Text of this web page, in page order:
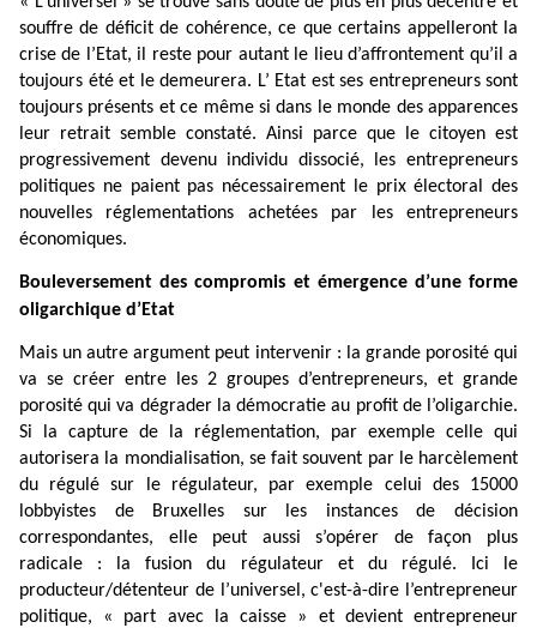
souffre de déficit de cohérence, ce que certains appelleront la
crise de l’Etat, il reste pour autant le lieu d’affrontement qu’il a
toujours été et le demeurera. L’ Etat est ses entrepreneurs sont
toujours présents et ce même si dans le monde des apparences
leur retrait semble constaté. Ainsi parce que le citoyen est
progressivement devenu individu dissocié, les entrepreneurs
politiques ne paient pas nécessairement le prix électoral des
nouvelles réglementations achetées par les entrepreneurs
économiques.
Bouleversement des compromis et émergence d’une forme
oligarchique d’Etat
Mais un autre argument peut intervenir : la grande porosité qui
va se créer entre les 2 groupes d’entrepreneurs, et grande
porosité qui va dégrader la démocratie au profit de l’oligarchie.
Si la capture de la réglementation, par exemple celle qui
autorisera la mondialisation, se fait souvent par le harcèlement
du régulé sur le régulateur, par exemple celui des 15000
lobbyistes de Bruxelles sur les instances de décision
correspondantes, elle peut aussi s’opérer de façon plus
radicale : la fusion du régulateur et du régulé. Ici le
producteur/détenteur de l’universel, c'est-à-dire l’entrepreneur
politique, « part avec la caisse » et devient entrepreneur